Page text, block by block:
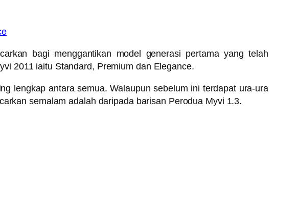
bagi menggantikan model generasi pertama yang telah
2011 iaitu Standard, Premium dan Elegance.
lengkap antara semua. Walaupun sebelum ini terdapat ura-ura
semalam adalah daripada barisan Perodua Myvi 1.3.